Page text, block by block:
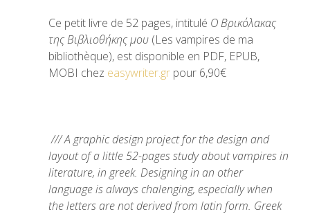
Ce petit livre de 52 pages, intitulé Ο Βρικόλακας
της Βιβλιοθήκης μου (Les vampires de ma
bibliothèque), est disponible en PDF, EPUB,
MOBI chez easywriter.gr pour 6,90€
/// A graphic design project for the design and
layout of a little 52-pages study about vampires in
literature, in greek. Designing in an other
language is always chalenging, especially when
the letters are not derived from latin form. Greek